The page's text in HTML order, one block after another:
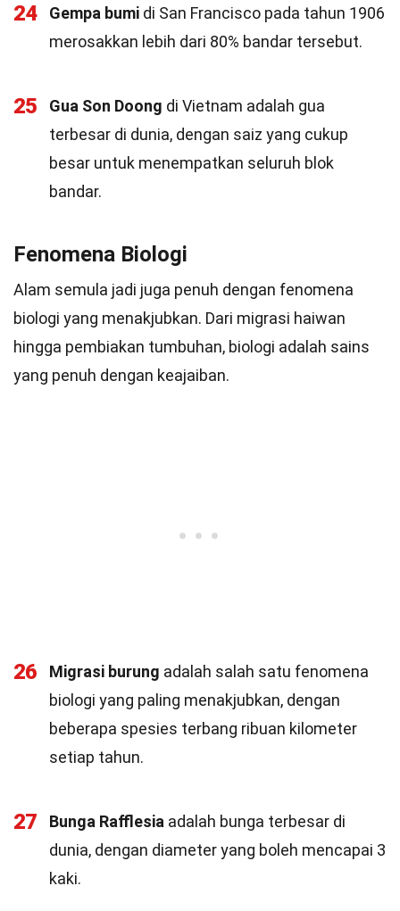
24 Gempa bumi di San Francisco pada tahun 1906
merosakkan lebih dari 80% bandar tersebut.
25 Gua Son Doong di Vietnam adalah gua
terbesar di dunia, dengan saiz yang cukup
besar untuk menempatkan seluruh blok
bandar.
Fenomena Biologi
Alam semula jadi juga penuh dengan fenomena
biologi yang menakjubkan. Dari migrasi haiwan
hingga pembiakan tumbuhan, biologi adalah sains
yang penuh dengan keajaiban.
26 Migrasi burung adalah salah satu fenomena
biologi yang paling menakjubkan, dengan
beberapa spesies terbang ribuan kilometer
setiap tahun.
27 Bunga Rafflesia adalah bunga terbesar di
dunia, dengan diameter yang boleh mencapai 3
kaki.